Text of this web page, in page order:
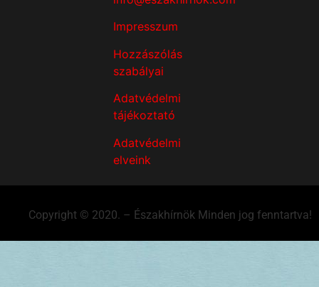
Impresszum
Hozzászólás
szabályai
Adatvédelmi
tájékoztató
Adatvédelmi
elveink
Copyright © 2020. – Északhírnök Minden jog fenntartva!